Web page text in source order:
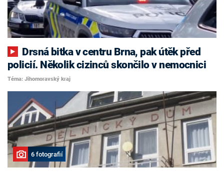
policií. Několik cizinců skončilo v nemocnici
Téma: Jihomoravský kraj
6 fotografií